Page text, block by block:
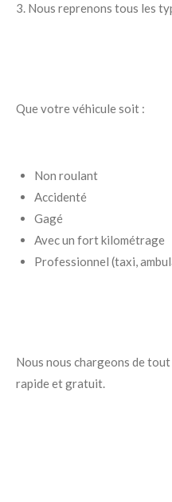
3. Nous reprenons tous les
Que votre véhicule soit :
Non roulant
Accidenté
Gagé
Avec un fort kilométrage
Professionnel (taxi,
Nous nous chargeons de
rapide et gratuit.